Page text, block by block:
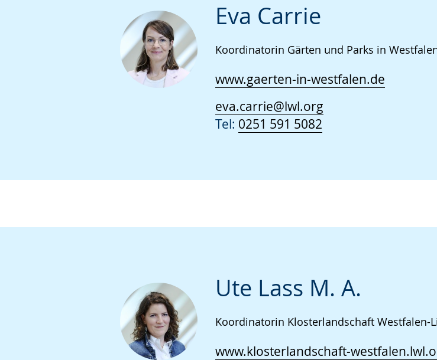
Eva Carrie
Koordinatorin Gärten und Parks in
www.gaerten-in-westfalen.de
eva.carrie@lwl.org
Tel: 0251 591 5082
Ute Lass M. A.
Koordinatorin Klosterlandschaft Westfalen-
www.klosterlandschaft-